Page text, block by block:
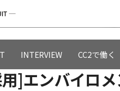
INTERVIEW CC2で働く
用]エンバイロ